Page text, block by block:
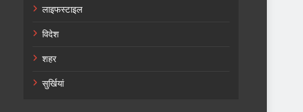
लाइफस्टाइल
विदेश
शहर
सुर्खियां